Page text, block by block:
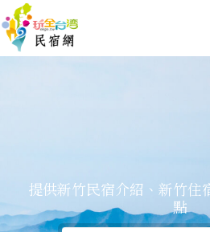
提供新竹民宿介紹、新竹住
點